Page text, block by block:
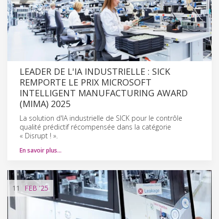
LEADER DE L'IA INDUSTRIELLE : SICK
REMPORTE LE PRIX MICROSOFT
INTELLIGENT MANUFACTURING AWARD
(MIMA) 2025
La solution d'IA industrielle de SICK pour le contrôle
qualité prédictif récompensée dans la catégorie
« Disrupt ! ».
En savoir plus…
11 FEB '25